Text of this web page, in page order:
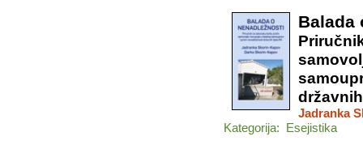
Balada
Jadranka
Kategorija: Esejistika